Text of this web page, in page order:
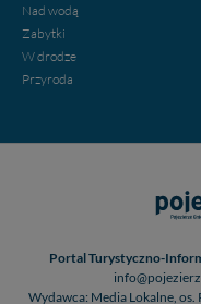
Nad wodą
Zabytki
W drodze
Przyroda
Portal Turystyczno-
Wydawca: Media Lokalne,
W każdej chwili
danych, zażądać ich
zabronić ich
zawsze jest możliwe
tych plików - w
Pojezierze
Pojezierze
wakacje...